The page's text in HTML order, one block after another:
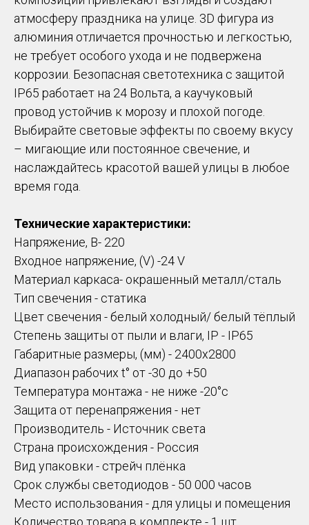
атмосферу праздника на улице. 3D фигура из
алюминия отличается прочностью и легкостью,
не требует особого ухода и не подвержена
коррозии. Безопасная светотехника с защитой
IP65 работает на 24 Вольта, а каучуковый
провод устойчив к морозу и плохой погоде.
Выбирайте световые эффекты по своему вкусу
– мигающие или постоянное свечение, и
наслаждайтесь красотой вашей улицы в любое
время года.
Технические характеристики:
Напряжение, В- 220
Входное напряжение, (V) -24 V
Материал каркаса- окрашенный металл/сталь
Тип свечения - статика
Цвет свечения - белый холодный/ белый тёплый
Степень защиты от пыли и влаги, IP - IP65
Габаритные размеры, (мм) - 2400х2800
Диапазон рабочих t° от -30 до +50
Температура монтажа - не ниже -20°c
Защита от перенапряжения - нет
Производитель - Источник света
Страна происхождения - Россия
Вид упаковки - стрейч плёнка
Срок службы светодиодов - 50 000 часов
Место использования - для улицы и помещения
Количество товара в комплекте - 1 шт